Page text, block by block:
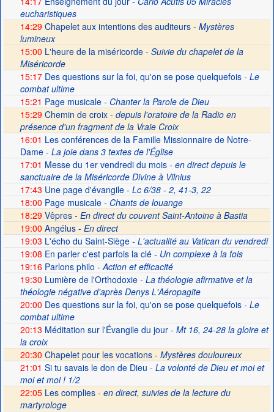
eucharistiques
14:29 Chapelet aux intentions des auditeurs - Mystères
lumineux
15:00 L'heure de la miséricorde - Suivie du chapelet de la
Miséricorde
15:17Des questions sur la foi, qu'on se pose quelquefois- Le
combat ultime
15:21 Page musicale- Chanter la Parole de Dieu
15:29 Chemin de croix - depuis l'oratoire de la Radio en
présence d'un fragment de la Vraie Croix
16:01 Les conférences de la Famille Missionnaire de Notre-
Dame- La joie dans 3 textes de l'Église
17:01 Messe du 1er vendredi du mois- en direct depuis le
sanctuaire de la Miséricorde Divine à Vilnius
17:43 Une page d'évangile- Lc 6/38 - 2, 41-3, 22
18:00 Page musicale- Chants de louange
18:29 Vêpres - En direct du couvent Saint-Antoine à Bastia
19:00 Angélus - En direct
19:03 L'écho du Saint-Siège- L'actualité au Vatican du vendredi
19:08 En parler c'est parfois la clé- Un complexe à la fois
19:16Parlons philo - Action et efficacité
19:30 Lumière de l'Orthodoxie- La théologie afirmative et la
théologie négative d'après Denys L'Aéropagite
20:00 Des questions sur la foi, qu'on se pose quelquefois- Le
combat ultime
20:13 Méditation sur l'Évangile du jour- Mt 16, 24-28 la gloire et
la croix
20:30 Chapelet pour les vocations - Mystères douloureux
21:01 Si tu savais le don de Dieu - La volonté de Dieu et moi et
moi et moi ! 1/2
22:05Les complies - en direct, suivies de la lecture du
martyrologe